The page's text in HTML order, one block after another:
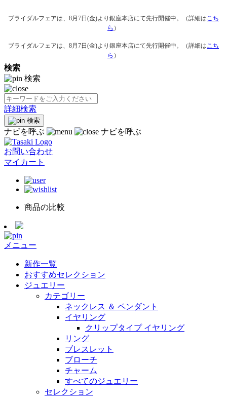
ブライダルフェアは、8月7日(金)より銀座本店にて先行開催中。（詳細はこち
ら ）
ブライダルフェアは、8月7日(金)より銀座本店にて先行開催中。（詳細はこち
ら ）
検索
検索
詳細検索
検索
ナビを呼ぶ ナビを呼ぶ
お問い合わせ
マイカート
商品の比較
メニュー
新作一覧
おすすめセレクション
ジュエリー
カテゴリー
ネックレス ＆ ペンダント
イヤリング
クリップタイプ イヤリング
リング
ブレスレット
ブローチ
チャーム
すべてのジュエリー
セレクション